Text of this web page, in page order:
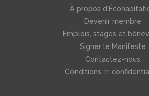
À propos
Devenir membre
Emplois, stages et
Signer le Manifeste
Contactez-nous
Conditions et